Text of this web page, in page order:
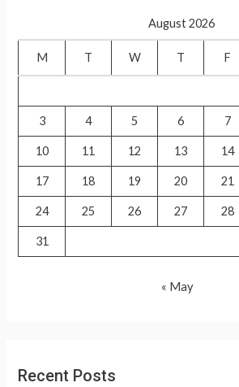
o
August 2026
M T W T F
3 4 5 6 7
10 11 12 13 14
17 18 19 20 21
24 25 26 27 28
31
« May
Recent Posts